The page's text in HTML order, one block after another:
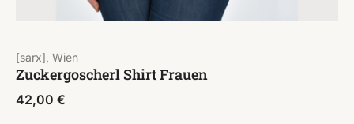
[sarx], Wien
Zuckergoscherl Shirt Frauen
42,00 €